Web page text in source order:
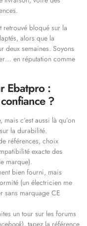
retrouvé bloqué sur la
alors que la
deux semaines. Soyons
en réputation comme
Ebatpro :
?
c’est aussi là qu’on
la durabilité.
références, choix
exacte des
marque).
bien fourni, mais
(un électricien me
sans marquage CE
un tour sur les forums